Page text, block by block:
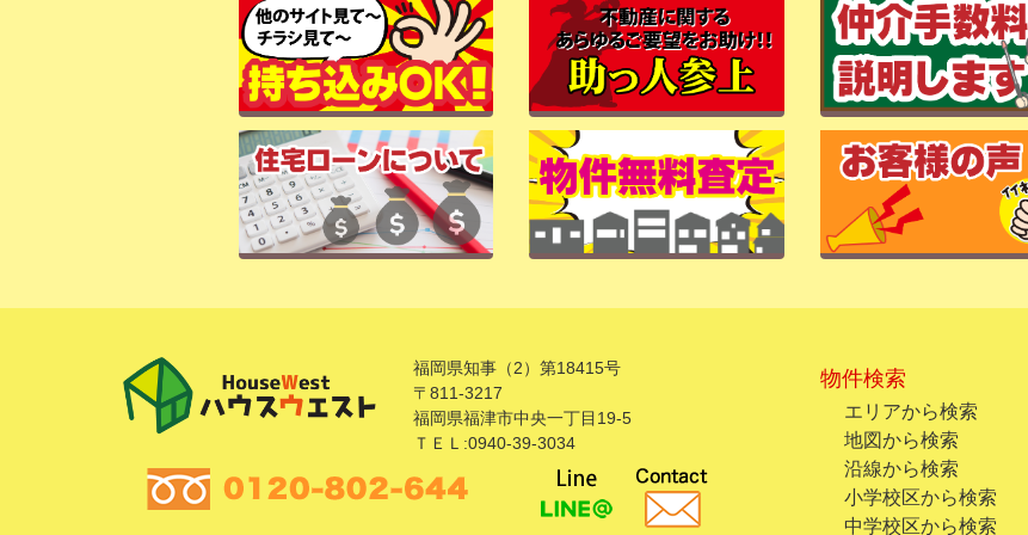
福岡県知事（2）第18415号
〒811-3217
福岡県福津市中央一丁目19-5
ＴＥＬ:0940-39-3034
物件検索
エリアから検索
地図から検索
沿線から検索
小学校区から検索
中学校区から検索